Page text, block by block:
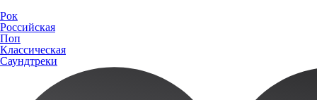
Рок
Российская
Поп
Классическая
Саундтреки